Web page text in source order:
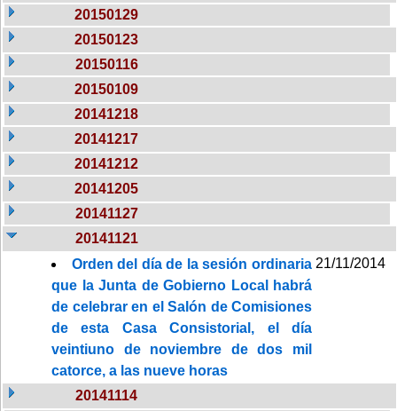
20150129
20150123
20150116
20150109
20141218
20141217
20141212
20141205
20141127
20141121
Orden del día de la sesión ordinaria
que la Junta de Gobierno Local habrá
de celebrar en el Salón de Comisiones
de esta Casa Consistorial, el día
veintiuno de noviembre de dos mil
catorce, a las nueve horas
21/11/2014
20141114